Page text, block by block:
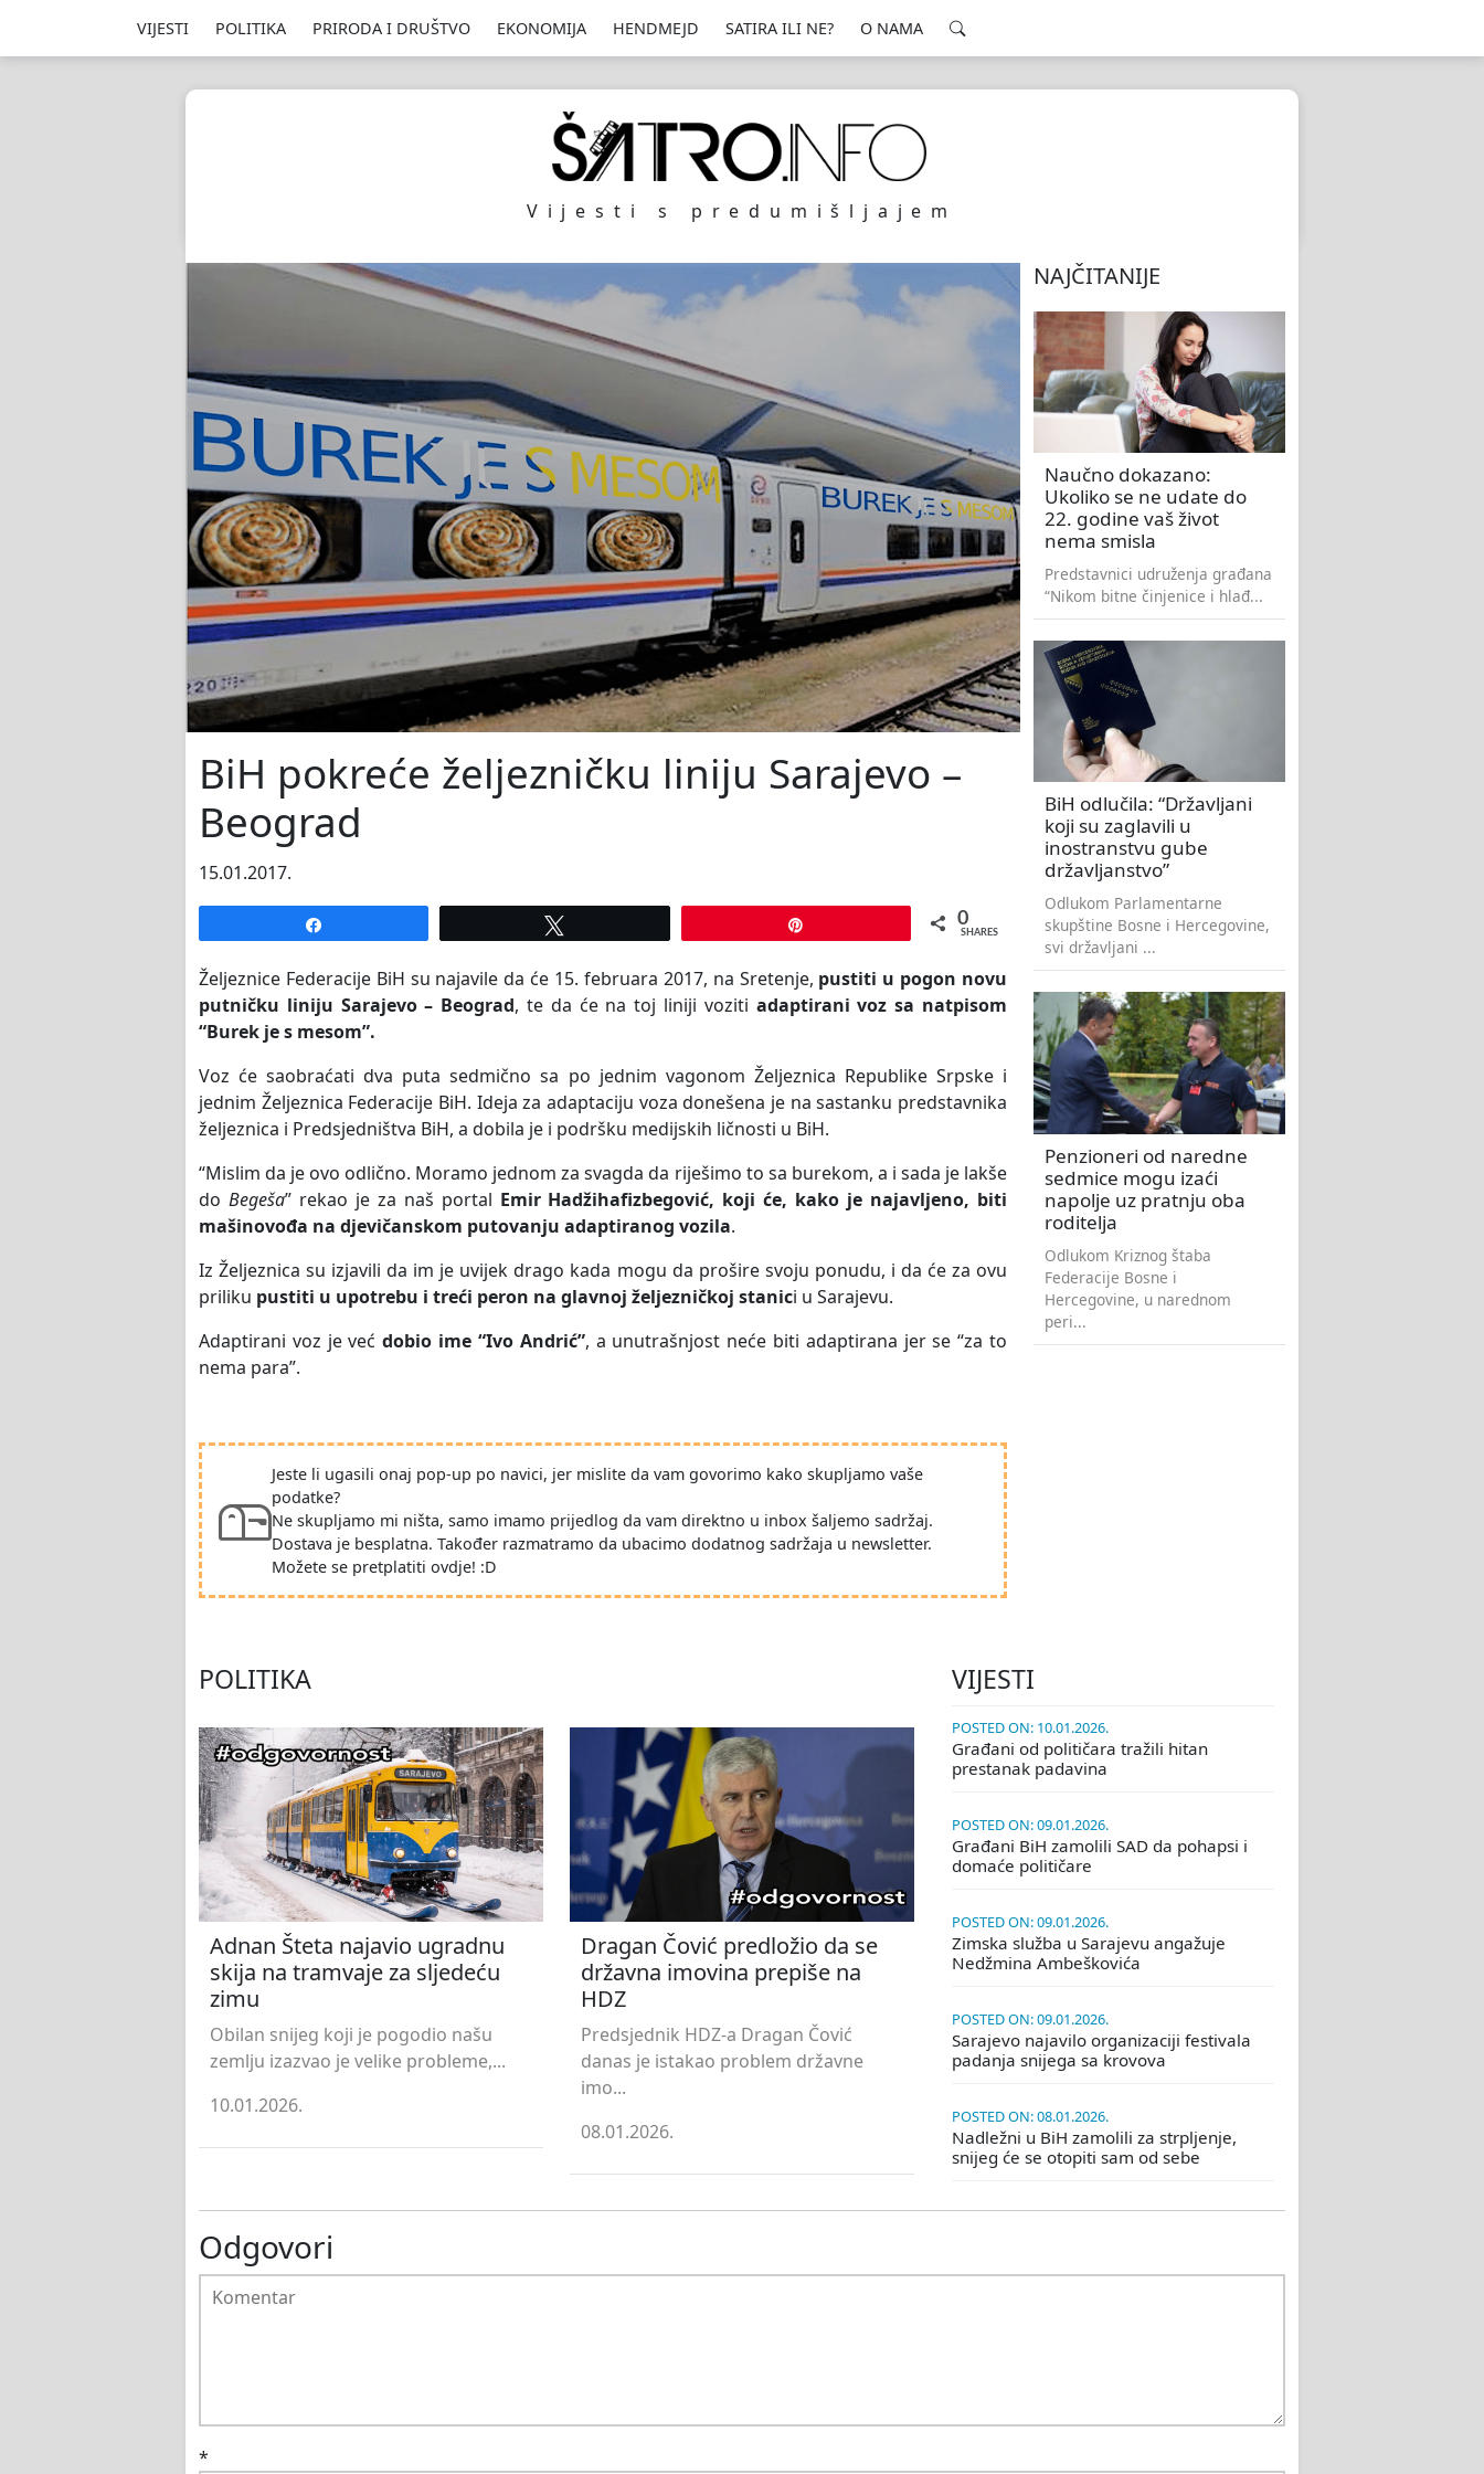
VIJESTI POLITIKA PRIRODA I DRUŠTVO EKONOMIJA HENDMEJD SATIRA ILI NE? O NAMA
Vijesti s predumišljajem
BiH pokreće željezničku liniju Sarajevo –
Beograd
15.01.2017.
0
SHARES
Željeznice Federacije BiH su najavile da će 15. februara 2017, na Sretenje, pustiti u pogon novu
putničku liniju Sarajevo – Beograd, te da će na toj liniji voziti adaptirani voz sa natpisom
“Burek je s mesom”.
Voz će saobraćati dva puta sedmično sa po jednim vagonom Željeznica Republike Srpske i
jednim Željeznica Federacije BiH. Ideja za adaptaciju voza donešena je na sastanku predstavnika
željeznica i Predsjedništva BiH, a dobila je i podršku medijskih ličnosti u BiH.
“Mislim da je ovo odlično. Moramo jednom za svagda da riješimo to sa burekom, a i sada je lakše
do Begeša” rekao je za naš portal Emir Hadžihafizbegović, koji će, kako je najavljeno, biti
mašinovođa na djevičanskom putovanju adaptiranog vozila.
Iz Željeznica su izjavili da im je uvijek drago kada mogu da prošire svoju ponudu, i da će za ovu
priliku pustiti u upotrebu i treći peron na glavnoj željezničkoj stanici u Sarajevu.
Adaptirani voz je većdobio ime “Ivo Andrić”, a unutrašnjost neće biti adaptirana jer se “za to
nema para”.
Jeste li ugasili onaj pop-up po navici, jer mislite da vam govorimo kako skupljamo vaše
podatke?
Ne skupljamo mi ništa, samo imamo prijedlog da vam direktno u inbox šaljemo sadržaj.
Dostava je besplatna. Također razmatramo da ubacimo dodatnog sadržaja u newsletter.
Možete se pretplatiti ovdje! :D
NAJČITANIJE
Naučno dokazano:
Ukoliko se ne udate do
22. godine vaš život
nema smisla
Predstavnici udruženja građana
“Nikom bitne činjenice i hlađ...
BiH odlučila: “Državljani
koji su zaglavili u
inostranstvu gube
državljanstvo”
Odlukom Parlamentarne
skupštine Bosne i Hercegovine,
svi državljani ...
Penzioneri od naredne
sedmice mogu izaći
napolje uz pratnju oba
roditelja
Odlukom Kriznog štaba
Federacije Bosne i
Hercegovine, u narednom
peri...
POLITIKA
Adnan Šteta najavio ugradnu
skija na tramvaje za sljedeću
zimu
Obilan snijeg koji je pogodio našu
zemlju izazvao je velike probleme,...
10.01.2026.
Dragan Čović predložio da se
državna imovina prepiše na
HDZ
Predsjednik HDZ-a Dragan Čović
danas je istakao problem državne
imo...
08.01.2026.
VIJESTI
POSTED ON: 10.01.2026.
Građani od političara tražili hitan
prestanak padavina
POSTED ON: 09.01.2026.
Građani BiH zamolili SAD da pohapsi i
domaće političare
POSTED ON: 09.01.2026.
Zimska služba u Sarajevu angažuje
Nedžmina Ambeškovića
POSTED ON: 09.01.2026.
Sarajevo najavilo organizaciji festivala
padanja snijega sa krovova
POSTED ON: 08.01.2026.
Nadležni u BiH zamolili za strpljenje,
snijeg će se otopiti sam od sebe
Odgovori
*